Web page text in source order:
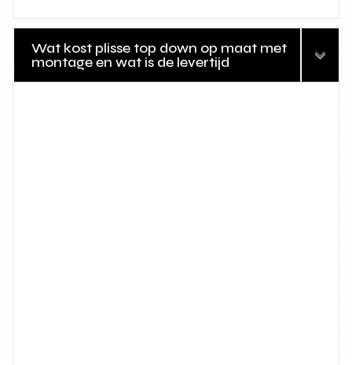
Wat kost plisse top down op maat met
montage en wat is de levertijd